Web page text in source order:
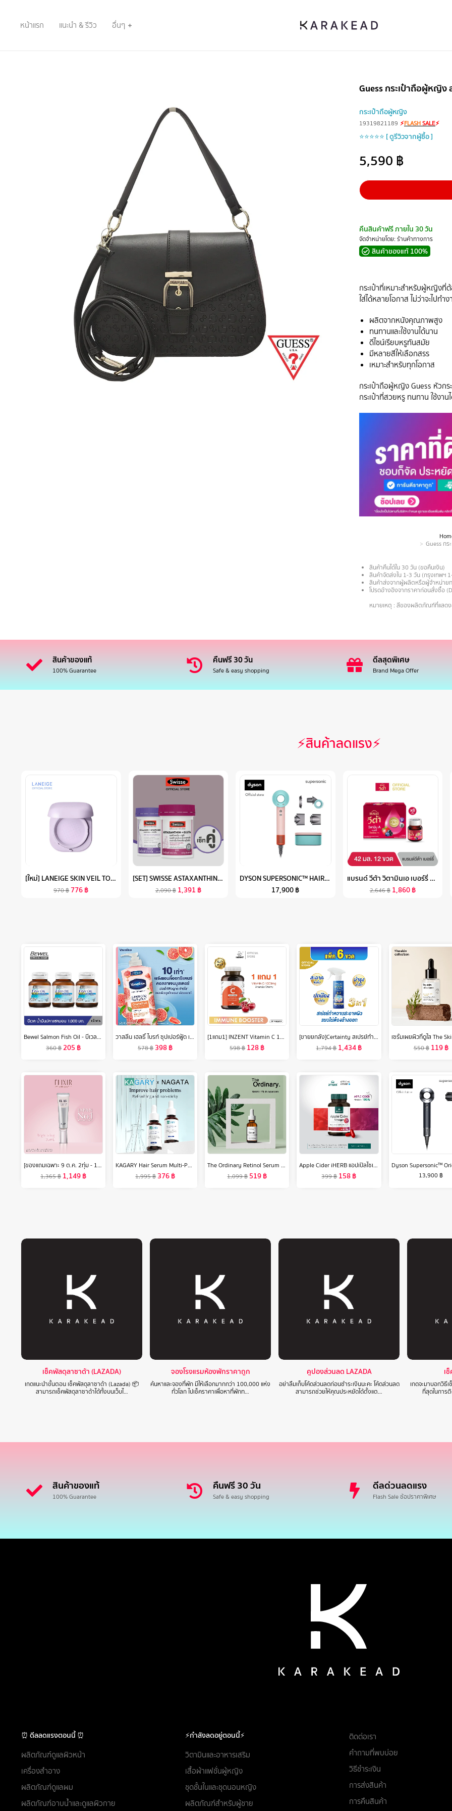
หน้าแรก แนะนำ & รีวิว อื่นๆ
Guess กระเป๋าถือผู้หญิง
กระเป๋าถือผู้หญิง
19319821189 ⚡FLASHSALE⚡
⭐⭐⭐⭐⭐ [ ดูรีวิวจากผู้ซื้อ ]
5,590฿
คืนสินค้าฟรี ภายใน 30 วัน
จัดจำหน่ายโดย: ร้านค้าทางการ
สินค้าของแท้ 100%
กระเป๋าที่เหมาะสำหรับผู้หญิงที่
ใส่ได้หลายโอกาส ไม่ว่าจะไปทำ
ผลิตจากหนังคุณภาพสูง
ทนทานและใช้งานได้นาน
ดีไซน์เรียบหรูทันสมัย
มีหลายสีให้เลือกสรร
เหมาะสำหรับทุกโอกาส
กระเป๋าถือผู้หญิง Guess หัวกร
กระเป๋าที่สวยหรู ทนทาน ใช้งา
Guess ก
สินค้าคืนได้ใน 30 วัน (ขอคืนเงิน)
สินค้าจัดส่งใน 1-3 วัน (กรุงเทพฯ
สินค้าส่งจากผู้ผลิตหรือผู้จำหน่าย
โปรดอ้างอิงจากราคาก่อนสั่งซื้อ
หมายเหตุ : สีของผลิตภัณฑ์ที่แสด
สินค้าของแท้
100% Guarantee
คืนฟรี 30 วัน
Safe & easy shopping
ดีลสุดพิเศษ
Brand Mega Offer
⚡สินค้าลดแรง⚡
[ใหม่] LANEIGE SKIN VEIL TONE-UP POWDER 7G
970฿ 776฿
[SET] SWISSE ASTAXANTHIN + COLLAGEN สวิสเซ เซทผิวไบร์ท อิ่มฟู กระชับ
2,090฿ 1,391 ฿
DYSON SUPERSONIC™ HAIR DRYER HD15 (CERAMIC POP) ไดร์เป่าผม สีเซรามิก ป็อบ
17,900฿
แบรนด์ วีต้า วิตามินเอ เบอร์รี่ 42 มล. แพค 12 ขวด X 6 แพค (72 ขวด) (ยกลัง) (VETA)
2,646฿ 1,860฿
Bewel Salmon Fish Oil - บีเวลน้ำมันปลาแซลมอน ผสมวิตามินอี มีโอเมก้า 3 (30 เม็ด) (แพค 3 ขวด)
360฿205 ฿
วาสลีน เฮลธี้ ไบรท์ ซุปเปอร์ฟู้ด เฟรชล็อค โลชั่น 500 มล. X2 Vaseline Healthy Bright Super Food Fresh Lock Lotion 500 ml. X2
578฿ 398฿
[1แถม1] INZENT Vitamin C 1000mg. วิตามินซี 1000มก. (30 เม็ด) วิตามินซี 1000 มิลลิกรัม Acerola Cherry ผิว
598฿ 128฿
[ขายยกลัง]Certainty สเปรย์ทำความสะอาดผิวแบบไม่ต้องล้างออกเซอร์เทนตี้ ขนาด 350 ML. x6 ขวด
1,794฿1,434฿ 550฿ 119฿
[ของแถมเฉพาะ 9 ต.ค. 2ทุ่ม - 12 ต.ค. 67] อิลิคเซอร์ เดลี ไบรท์เทนนิ่ง ยูวี โพรเทคเตอร์ เอสพีเอฟ 50+ พีเอ++++ 35มล. (กันแดดเนื้อน้ำนม สำหรับผิวกระจ่างใส)
1,365฿ 1,149฿
KAGARY Hair Serum Multi-Peptide Serum For Hair Density 30ml เซรั่ม ลดผมร่วง เพิ่มผมใหม่ บำรุงผม เซรั่มบำรุงผม
1,995฿ 376฿
The Ordinary Retinol Serum Anti-Aging Essence Reduces Wrinkles - Retinol 1% In Squalane - 30ml
1,099฿ 519฿
Apple Cider iHERB แอปเปิลไซเดอร์ วินีการ์ กระปุกละ 60 เม็ด ส่งฟรี iherb ไขมันสะสม อ้วน อาหารเสริม แอปเปิ้ลไซเดอร์วีเนก้า 🍎 สูตรทานง่าย กลิ่นไม่ฉุน แอปเปิ้ล
399฿158฿ 13,900 ฿
เช็คพัสดุลาซาด้า (LAZADA)
เกดแนะนำขั้นตอน เช็คพัสดุลาซาด้า (Lazada) 📦
สามารถเช็คพัสดุลาซาด้าได้ทั้งบนเว็บไ…
จองโรงแรมห้องพักราคาถูก
ค้นหาและจองที่พัก มีให้เลือกมากกว่า 100,000 แห่ง
ทั่วโลก ไปเช็คราคาเพื่อหาที่พักท…
คูปองส่วนลด LAZADA
อย่าลืมเก็บโค้ดส่วนลดก่อนชำระเงินนะคะ โค้ดส่วนลด
สามารถช่วยให้คุณประหยัดได้ตั้งแต…
เ
เกดจะมาบอกวิธี
ที่สุดในกา
สินค้าของแท้
100% Guarantee
คืนฟรี 30 วัน
Safe & easy shopping
ดีลด่วนลดแรง
Flash Sale ช้อปราคาพิเศษ
⏰ ดีลลดแรงตอนนี้ ⏰
ผลิตภัณฑ์ดูแลผิวหน้า
เครื่องสำอาง
ผลิตภัณฑ์ดูแลผม
ผลิตภัณฑ์อาบน้ำและดูแลผิวกาย
⚡กำลังลดอยู่ตอนนี้⚡
วิตามินและอาหารเสริม
เสื้อผ้าแฟชั่นผู้หญิง
ชุดชั้นในและชุดนอนหญิง
ผลิตภัณฑ์สำหรับผู้ชาย
ติดต่อเรา
คำถามที่พบบ่อย
วิธีชำระเงิน
การส่งสินค้า
การคืนสินค้า